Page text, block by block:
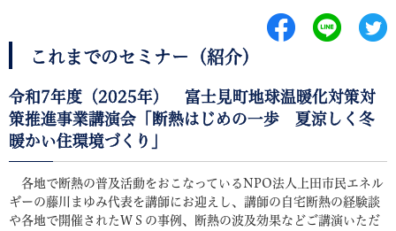
これまでのセミナー（紹介）
令和7年度（2025年） 富士見町地球温暖化対策対
策推進事業講演会「断熱はじめの一歩 夏涼しく冬
暖かい住環境づくり」
各地で断熱の普及活動をおこなっているNPO法人上田市民エネル
ギーの藤川まゆみ代表を講師にお迎えし、講師の自宅断熱の経験談
や各地で開催されたＷＳの事例、断熱の波及効果などご講演いただ